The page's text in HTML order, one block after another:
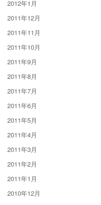
2012年1月
2011年12月
2011年11月
2011年10月
2011年9月
2011年8月
2011年7月
2011年6月
2011年5月
2011年4月
2011年3月
2011年2月
2011年1月
2010年12月